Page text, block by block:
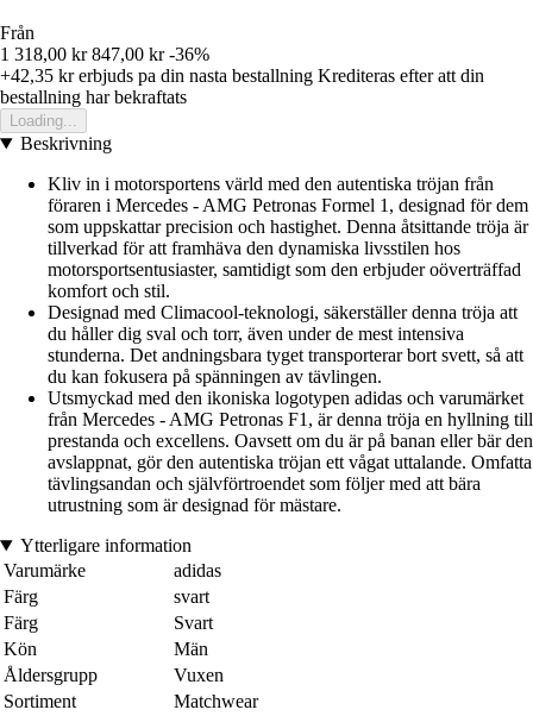
Från
1 318,00 kr 847,00 kr -36%
+42,35 krerbjuds pa din nasta bestallning Krediteras efter att din
bestallning har bekraftats
Loading...
Beskrivning
Kliv in i motorsportens värld med den autentiska tröjan från
föraren i Mercedes - AMG Petronas Formel 1, designad för dem
som uppskattar precision och hastighet. Denna åtsittande tröja är
tillverkad för att framhäva den dynamiska livsstilen hos
motorsportsentusiaster, samtidigt som den erbjuder oöverträffad
komfort och stil.
Designad med Climacool-teknologi, säkerställer denna tröja att
du håller dig sval och torr, även under de mest intensiva
stunderna. Det andningsbara tyget transporterar bort svett, så att
du kan fokusera på spänningen av tävlingen.
Utsmyckad med den ikoniska logotypen adidas och varumärket
från Mercedes - AMG Petronas F1, är denna tröja en hyllning till
prestanda och excellens. Oavsett om du är på banan eller bär den
avslappnat, gör den autentiska tröjan ett vågat uttalande. Omfatta
tävlingsandan och självförtroendet som följer med att bära
utrustning som är designad för mästare.
Ytterligare information
Varumärke
adidas
Färg
svart
Färg
Svart
Kön
Män
Åldersgrupp
Vuxen
Sortiment
Matchwear